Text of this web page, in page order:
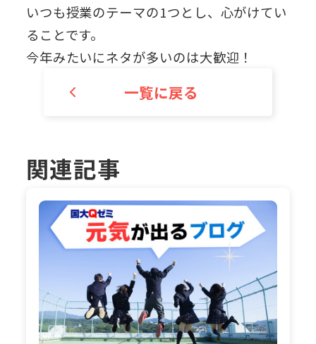
いつも授業のテーマの1つとし、心がけてい
ることです。
今年みたいにネタが多いのは大歓迎！
一覧に戻る
関連記事